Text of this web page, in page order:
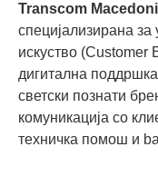
Transcom
специјализирана за
искуство (Customer
дигитална
светски познати
комуникација со
техничка помош и